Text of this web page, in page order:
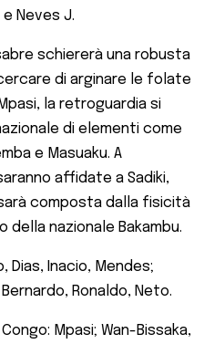
e Neves J.
schiererà una robusta
di arginare le folate
la retroguardia si
di elementi come
e Masuaku. A
affidate a Sadiki,
composta dalla fisicità
della nazionale Bakambu.
Dias, Inacio, Mendes;
Ronaldo, Neto.
Mpasi; Wan-Bissaka,